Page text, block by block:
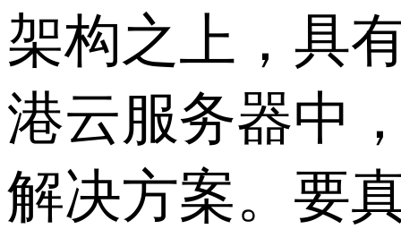
架构之上，具
港云服务器中
解决方案。要